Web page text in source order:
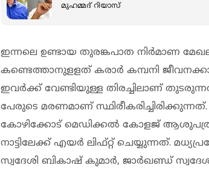
മുഹമ്മദ് റിയാസ്
ഇന്നലെ ഉണ്ടായ തുരങ്കപാത നിര്‍മാണ
കണ്ടെത്താനുളളത് കരാര്‍ കമ്പനി
ഇവര്‍ക്ക് വേണ്ടിയുള്ള തിരച്ചിലാണ്
പേരുടെ മരണമാണ്
കോഴിക്കോട് മെഡിക്കല്‍ കോളജ്
നാട്ടിലേക്ക് എയര്‍ ലിഫ്റ്റ് ചെയ്യുന്നത്.
സ്വദേശി ബികാഷ് കുമാര്‍, ജാര്‍ഖണ്ഡ്